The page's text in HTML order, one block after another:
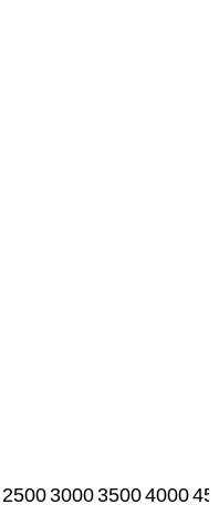
2500300035004000